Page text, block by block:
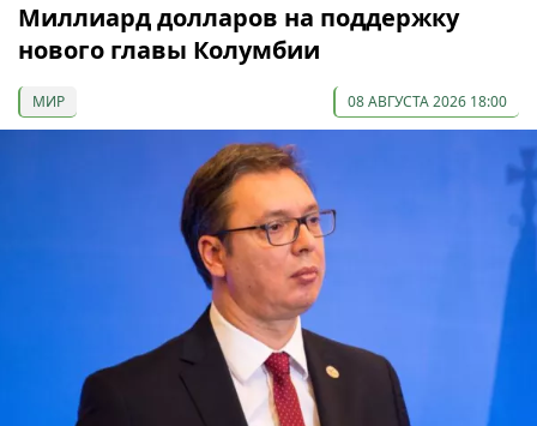
Миллиард долларов на поддержку
нового главы Колумбии
МИР 08 АВГУСТА 2026 18:00